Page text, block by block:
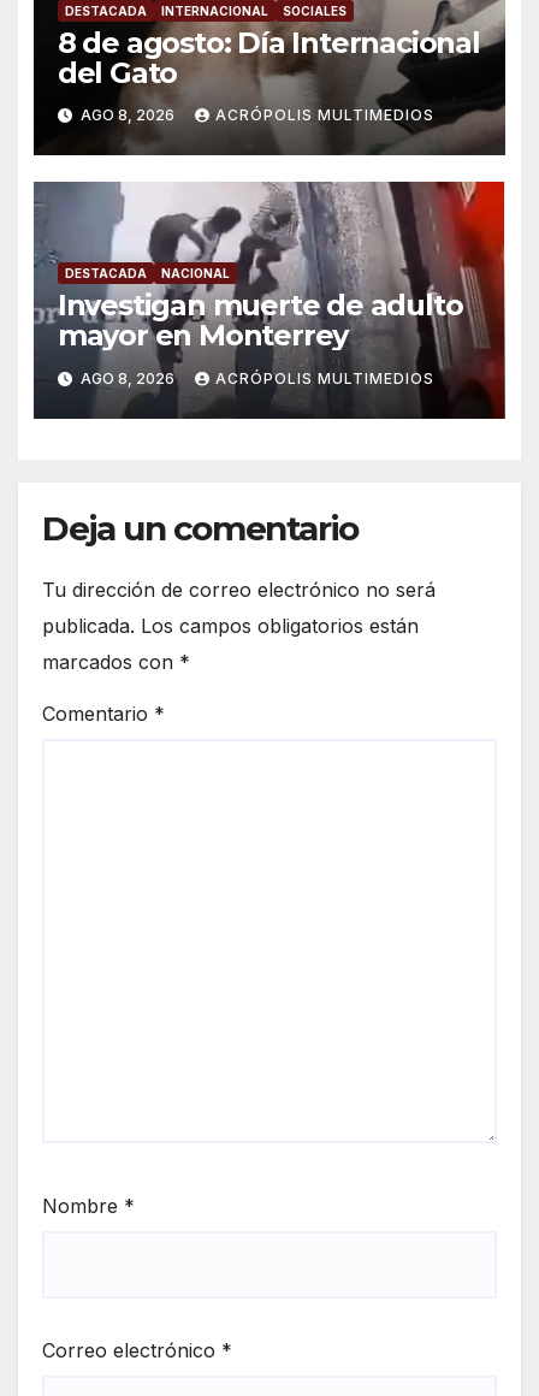
DESTACADA INTERNACIONAL SOCIALES
8 de agosto: Día Internacional
del Gato
AGO 8, 2026 ACRÓPOLIS MULTIMEDIOS
DESTACADA NACIONAL
Investigan muerte de adulto
mayor en Monterrey
AGO 8, 2026 ACRÓPOLIS MULTIMEDIOS
Deja un comentario
Tu dirección de correo electrónico no será
publicada. Los campos obligatorios están
marcados con *
Comentario *
Nombre *
Correo electrónico *